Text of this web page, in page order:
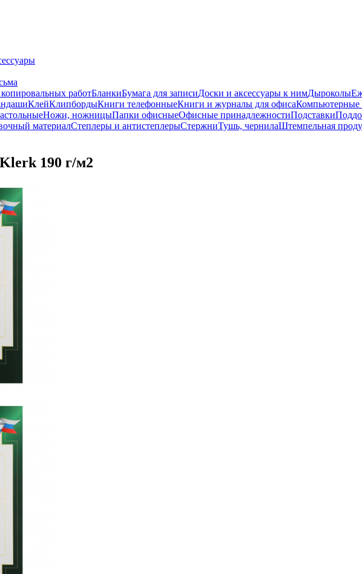
работБланкиБумага для записиДоски и аксессуары к нимДыроколы
КлейКлипбордыКниги телефонныеКниги и журналы для офисаКомпьютерные
Ножи, ножницыПапки офисныеОфисные принадлежностиПодставки
материалСтеплеры и антистеплерыСтержниТушь, чернилаШтемпельная
190 г/м2